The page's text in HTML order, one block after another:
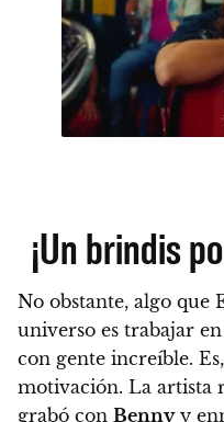
¡Un brindis
No obstante, algo que
universo es trabajar
con gente increíble.
motivación. La artista
grabó con Bennyy